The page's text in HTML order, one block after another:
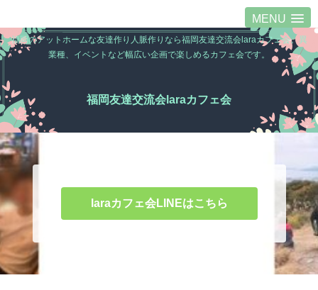
MENU
福岡のアットホームな友達作り人脈作りなら福岡友達交流会laraカフェ会。異
業種、イベントなど幅広い企画で楽しめるカフェ会です。
福岡友達交流会laraカフェ会
laraカフェ会LINEはこちら